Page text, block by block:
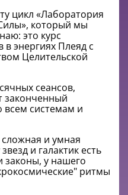
цикл «Лаборатория
который мы
это курс
в энергиях Плеяд с
Целительской
сеансов,
законченный
всем системам и
и умная
и галактик есть
законы, у нашего
ритмы